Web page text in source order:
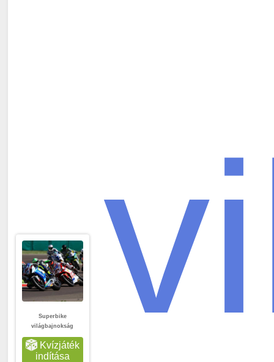
Superbike
világbajnokság
Kvízjáték
indítása